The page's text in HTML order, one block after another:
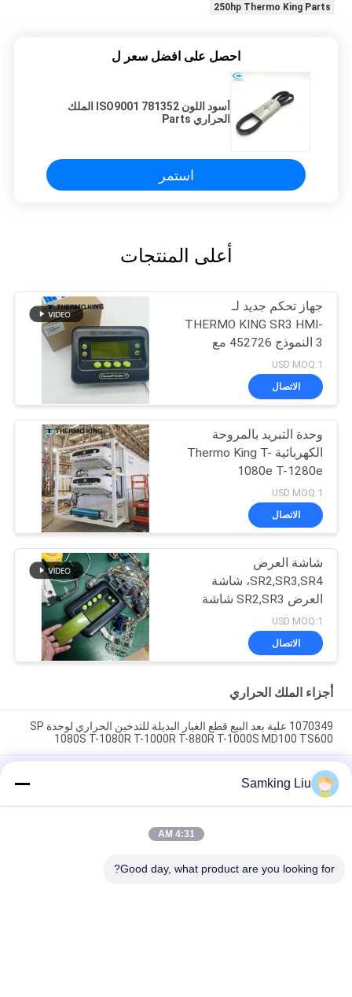
250hp Thermo King Parts
احصل على افضل سعر ل
أسود اللون ISO9001 781352 الملك
الحراري Parts
استمر
أعلى المنتجات
جهاز تحكم جديد لـ
THERMO KING SR3 HMI-
3 النموذج 452726 مع
SR4
USD MOQ:1
الاتصال
وحدة التبريد بالمروحة
الكهربائية Thermo King T-
1080e T-1280e
USD MOQ:1
الاتصال
شاشة العرض
SR2,SR3,SR4، شاشة
العرض SR2,SR3 شاشة
العرض CA-8452372
شاشة LCD من نوع العرض
الأخضر لـ THERMO KING
الغيار بعد البيع
USD MOQ:1
الاتصال
أجزاء الملك الحراري
1070349 علبة بعد البيع قطع الغيار البديلة للتدخين الحراري لوحدة SP
1080S T-1080R T-1000R T-880R T-1000S MD100 TS600
الوحدة T-1080S T-1080R T-1000R T-880R T-1000S MD100
TS600
Samking Liu
4:31 AM
Good day, what product are you looking for?